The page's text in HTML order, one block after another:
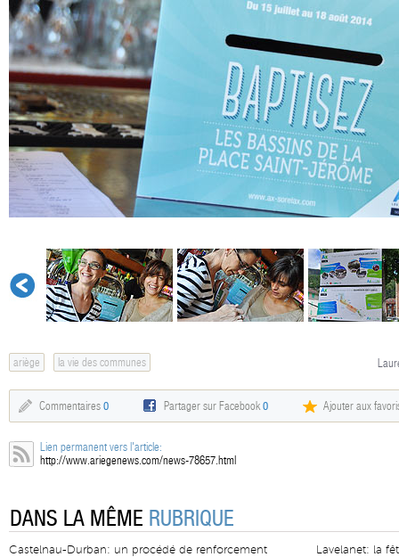
ariège la vie des communes
Commentaires 0 Partager sur Facebook0 Ajouter aux
Lien permanent vers l'article:
http://www.ariegenews.com/news-78657.html
DANS LA MÊME RUBRIQUE
Castelnau-Durban: un procédé de renforcement
Lavelanet: la